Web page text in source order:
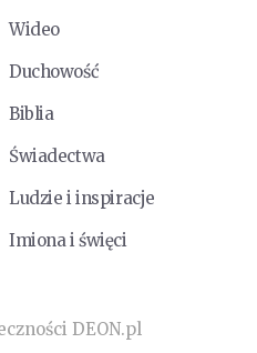
Wideo
Duchowość
Biblia
Świadectwa
Ludzie i inspiracje
Imiona i święci
DEON.pl